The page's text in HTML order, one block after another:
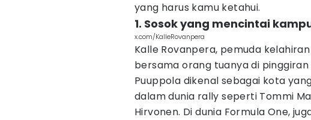
yang harus kamu ketahui.
1. Sosok yang mencintai
x.com/KalleRovanpera
Kalle Rovanpera, pemuda
bersama orang tuanya di
Puuppola dikenal sebagai kota
dalam dunia rally seperti Tommi
Hirvonen. Di dunia Formula One,